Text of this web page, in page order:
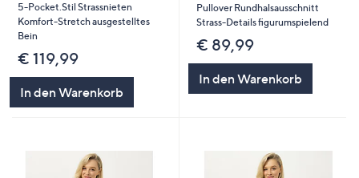
5-Pocket.Stil Strassnieten
Komfort-Stretch ausgestelltes
Bein
€ 119,99
In den Warenkorb
Pullover Rundhalsausschnitt
Strass-Details figurumspielend
€ 89,99
In den Warenkorb